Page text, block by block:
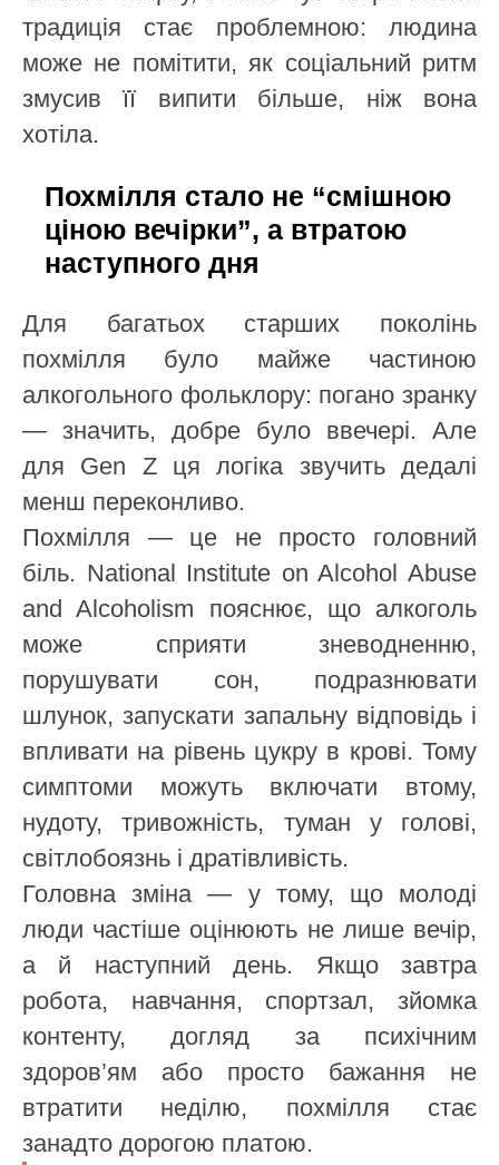
традиція стає проблемною: людина
може не помітити, як соціальний ритм
змусив її випити більше, ніж вона
хотіла.
Похмілля стало не “смішною
ціною вечірки”, а втратою
наступного дня
Для багатьох старших поколінь
похмілля було майже частиною
алкогольного фольклору: погано зранку
— значить, добре було ввечері. Але
для Gen Z ця логіка звучить дедалі
менш переконливо.
Похмілля — це не просто головний
біль. National Institute on Alcohol Abuse
and Alcoholism пояснює, що алкоголь
може сприяти зневодненню,
порушувати сон, подразнювати
шлунок, запускати запальну відповідь і
впливати на рівень цукру в крові. Тому
симптоми можуть включати втому,
нудоту, тривожність, туман у голові,
світлобоязнь і дратівливість.
Головна зміна — у тому, що молоді
люди частіше оцінюють не лише вечір,
а й наступний день. Якщо завтра
робота, навчання, спортзал, зйомка
контенту, догляд за психічним
здоров’ям або просто бажання не
втратити неділю, похмілля стає
занадто дорогою платою.